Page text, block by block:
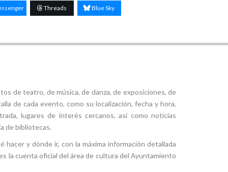
Threads Blue Sky
de teatro, de música, de danza, de exposiciones, de
de cada evento, como su localización, fecha y hora,
lugares de interés cercanos, así como noticias
de bibliotecas.
y dónde ir, con la máxima información detallada
la cuenta oficial del área de cultura del Ayuntamiento